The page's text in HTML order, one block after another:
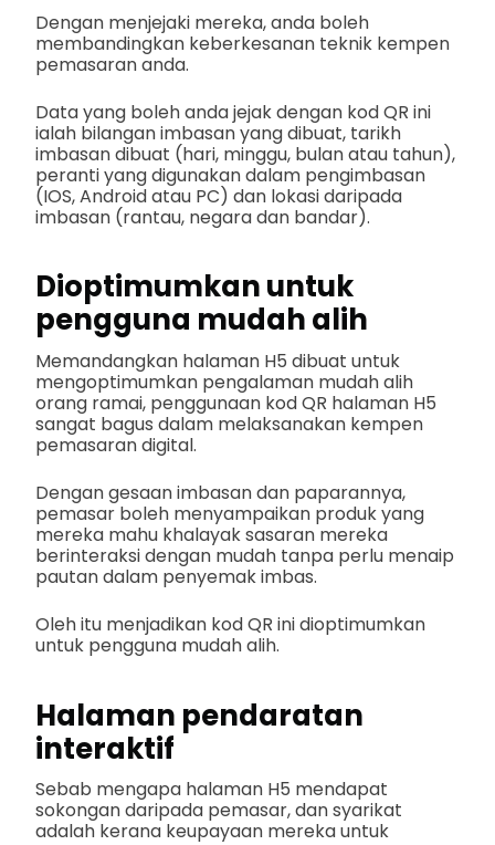
Dengan menjejaki mereka, anda boleh
membandingkan keberkesanan teknik kempen
pemasaran anda.
Data yang boleh anda jejak dengan kod QR ini
ialah bilangan imbasan yang dibuat, tarikh
imbasan dibuat (hari, minggu, bulan atau tahun),
peranti yang digunakan dalam pengimbasan
(IOS, Android atau PC) dan lokasi daripada
imbasan (rantau, negara dan bandar).
Dioptimumkan untuk
pengguna mudah alih
Memandangkan halaman H5 dibuat untuk
mengoptimumkan pengalaman mudah alih
orang ramai, penggunaan kod QR halaman H5
sangat bagus dalam melaksanakan kempen
pemasaran digital.
Dengan gesaan imbasan dan paparannya,
pemasar boleh menyampaikan produk yang
mereka mahu khalayak sasaran mereka
berinteraksi dengan mudah tanpa perlu menaip
pautan dalam penyemak imbas.
Oleh itu menjadikan kod QR ini dioptimumkan
untuk pengguna mudah alih.
Halaman pendaratan
interaktif
Sebab mengapa halaman H5 mendapat
sokongan daripada pemasar, dan syarikat
adalah kerana keupayaan mereka untuk